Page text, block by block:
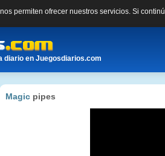
permiten ofrecer nuestros servicios. Si
diario en Juegosdiarios.com
Magic pipes